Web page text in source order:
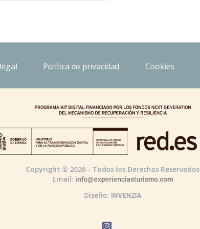
Política de privacidad Cookies
Copyright © 2026 - Todos los Derechos Reservados
Email: info@experienciasturismo.com
Diseño: INVENZIA